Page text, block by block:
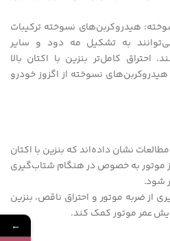
هیدروکربن‌های نسوخته ترکیبات
به تشکیل مه دود و سایر
احتراق کامل‌تر بنزین با اکتان بالا
نسوخته از اگزوز خودرو
نشان داده‌اند که بنزین با اکتان
موتور به خصوص در هنگام شتاب‌گیری
شود.
از ضربه موتور و احتراق ناقص، بنزین
عمر موتور کمک کند.
←